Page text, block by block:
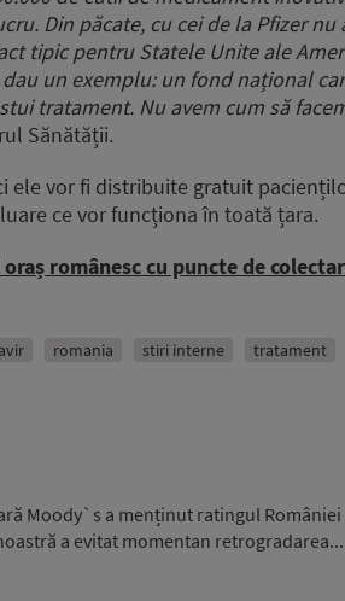
Din păcate, cu cei de la Pfizer
tipic pentru Statele Unite ale
un exemplu: un fond național
tratament. Nu avem cum să
Sănătății.
ele vor fi distribuite gratuit
ce vor funcționa în toată țara.
românesc cu puncte de
romania stiri interne tratament
Moody`s a menținut ratingul României
a evitat momentan retrogradarea...